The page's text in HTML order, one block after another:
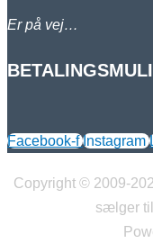
Er på vej…
Facebook-f Instagram
Copyright © 2009-
sælger